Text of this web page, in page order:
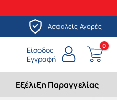
Ασφαλείς Αγορές
Είσοδος
Εγγραφή
Εξέλιξη Παραγγελίας